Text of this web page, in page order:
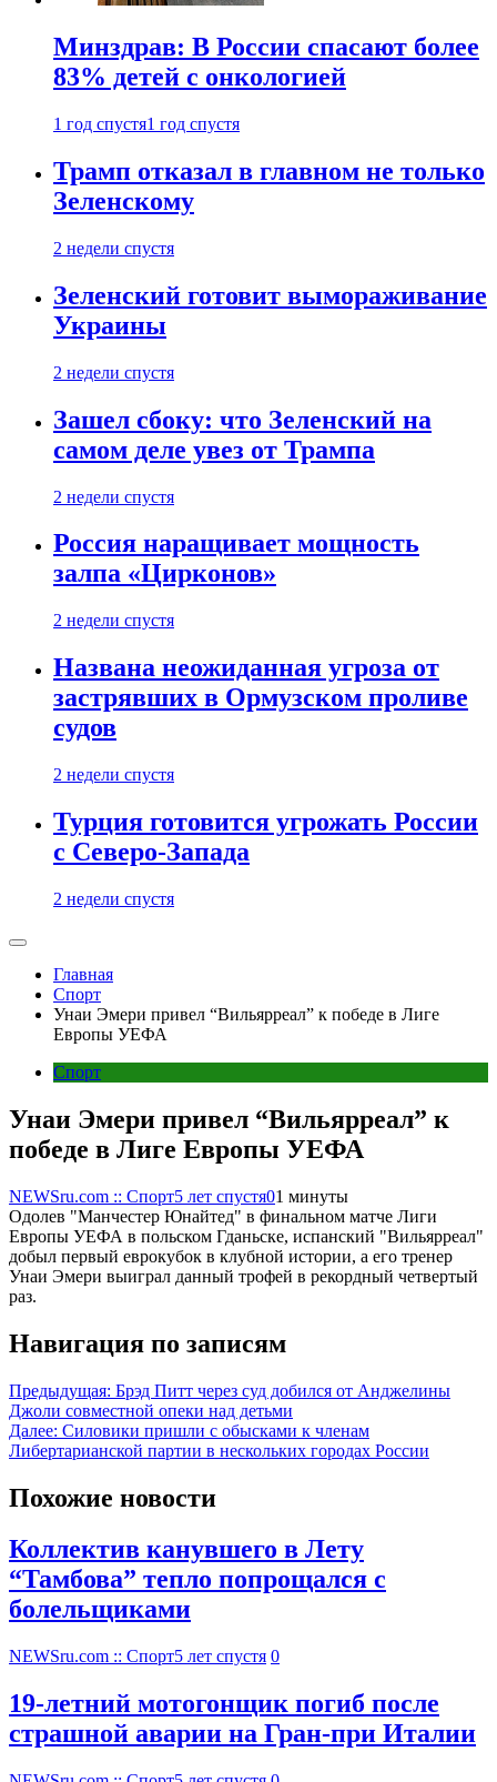
Минздрав: В России спасают более
83% детей с онкологией
1 год спустя1 год спустя
Трамп отказал в главном не только
Зеленскому
2 недели спустя
Зеленский готовит вымораживание
Украины
2 недели спустя
Зашел сбоку: что Зеленский на
самом деле увез от Трампа
2 недели спустя
Россия наращивает мощность
залпа «Цирконов»
2 недели спустя
Названа неожиданная угроза от
застрявших в Ормузском проливе
судов
2 недели спустя
Турция готовится угрожать России
с Северо-Запада
2 недели спустя
Главная
Спорт
Унаи Эмери привел “Вильярреал” к победе в Лиге
Европы УЕФА
Спорт
Унаи Эмери привел “Вильярреал” к
победе в Лиге Европы УЕФА
NEWSru.com :: Спорт5 лет спустя01 минуты
Одолев "Манчестер Юнайтед" в финальном матче Лиги
Европы УЕФА в польском Гданьске, испанский "Вильярреал"
добыл первый еврокубок в клубной истории, а его тренер
Унаи Эмери выиграл данный трофей в рекордный четвертый
раз.
Навигация по записям
Предыдущая: Брэд Питт через суд добился от Анджелины
Джоли совместной опеки над детьми
Далее: Силовики пришли с обысками к членам
Либертарианской партии в нескольких городах России
Похожие новости
Коллектив канувшего в Лету
“Тамбова” тепло попрощался с
болельщиками
NEWSru.com :: Спорт5 лет спустя 0
19-летний мотогонщик погиб после
страшной аварии на Гран-при Италии